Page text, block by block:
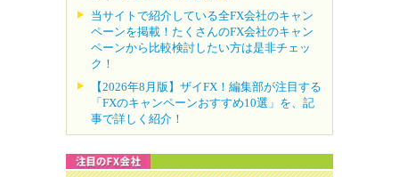
当サイトで紹介している全FX会社のキャン
ペーンを掲載！たくさんのFX会社のキャン
ペーンから比較検討したい方は是非チェッ
ク！
【2026年8月版】ザイFX！編集部が注目する
「FXのキャンペーンおすすめ10選」を、記
事で詳しく紹介！